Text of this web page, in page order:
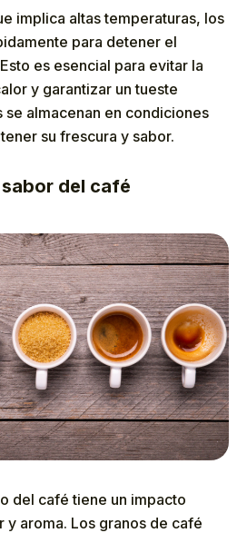
implica altas temperaturas, los
para detener el
es esencial para evitar la
y garantizar un tueste
se almacenan en condiciones
su frescura y sabor.
del café
del café tiene un impacto
y aroma. Los granos de café